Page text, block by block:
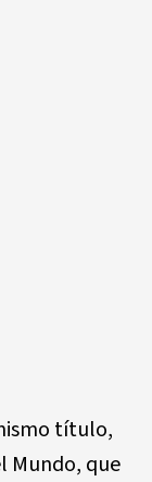
título,
Mundo, que